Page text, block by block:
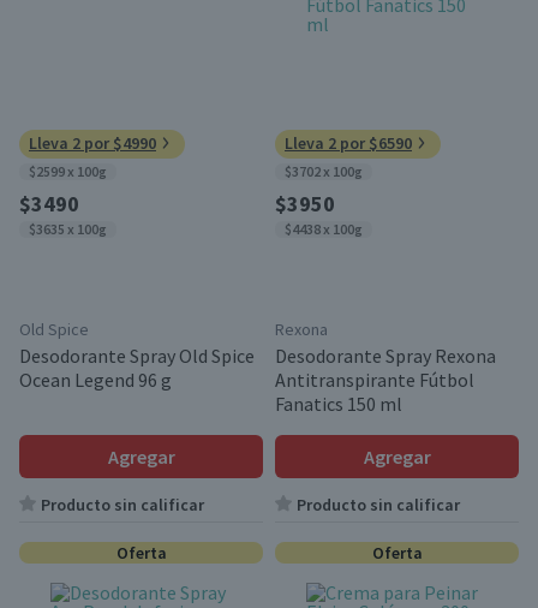
Lleva 2 por $4990
$2599 x 100g
$3490
$3635 x 100g
Old Spice
Desodorante Spray Old Spice
Ocean Legend 96 g
Agregar
Producto sin calificar
Lleva 2 por $6590
$3702 x 100g
$3950
$4438 x 100g
Rexona
Desodorante Spray Rexona
Antitranspirante Fútbol
Fanatics 150 ml
Agregar
Producto sin calificar
Oferta Oferta